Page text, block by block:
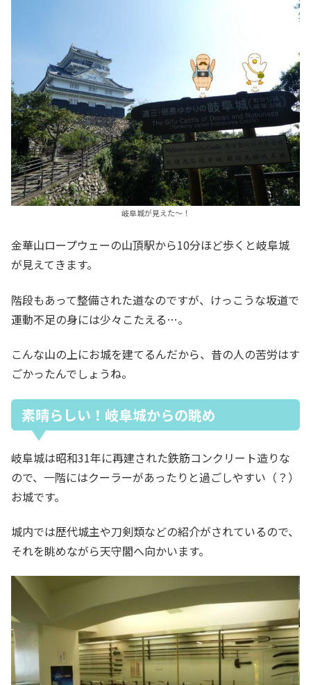
岐阜城が見えた～！
金華山ロープウェーの山頂駅から10分ほど歩くと岐阜城
が見えてきます。
階段もあって整備された道なのですが、けっこうな坂道で
運動不足の身には少々こたえる…。
こんな山の上にお城を建てるんだから、昔の人の苦労はす
ごかったんでしょうね。
素晴らしい！岐阜城からの眺め
岐阜城は昭和31年に再建された鉄筋コンクリート造りな
ので、一階にはクーラーがあったりと過ごしやすい（？）
お城です。
城内では歴代城主や刀剣類などの紹介がされているので、
それを眺めながら天守閣へ向かいます。